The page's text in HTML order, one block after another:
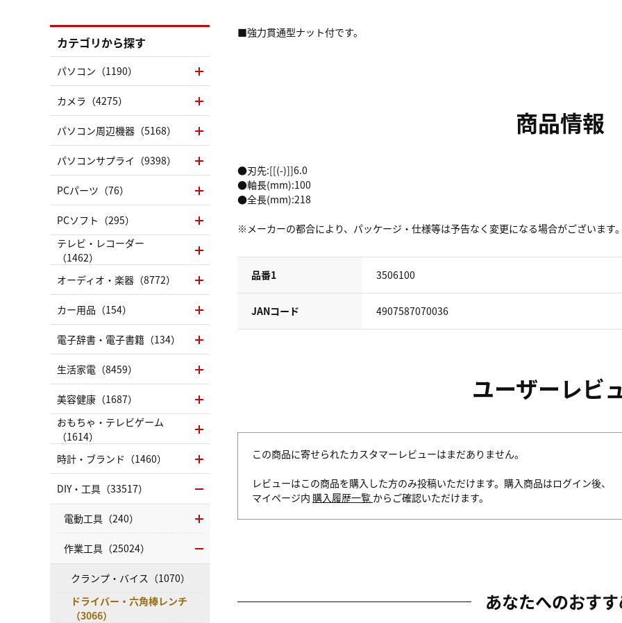
■強力貫通型ナット付です。
商品情報
●刃先:[[(-)]]6.0
●軸長(mm):100
●全長(mm):218
※メーカーの都合により、パッケージ・仕様等は予告なく変更になる場合がございます
品番1 3506100
JANコード 4907587070036
ユーザーレビ
この商品に寄せられたカスタマーレビューはまだありません。
レビューはこの商品を購入した方のみ投稿いただけます。購入商品はログイン後、
マイページ内 購入履歴一覧 からご確認いただけます。
あなたへのおす
カテゴリから探す
パソコン（1190）
カメラ（4275）
パソコン周辺機器（5168）
パソコンサプライ（9398）
PCパーツ（76）
PCソフト（295）
テレビ・レコーダー
（1462）
オーディオ・楽器（8772）
カー用品（154）
電子辞書・電子書籍（134）
生活家電（8459）
美容健康（1687）
おもちゃ・テレビゲーム
（1614）
時計・ブランド（1460）
DIY・工具（33517）
電動工具（240）
作業工具（25024）
クランプ・バイス（1070）
ドライバー・六角棒レンチ
（3066）